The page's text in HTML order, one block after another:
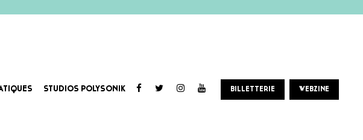
STUDIOS POLYSONIK BILLETTERIE WEBZINE